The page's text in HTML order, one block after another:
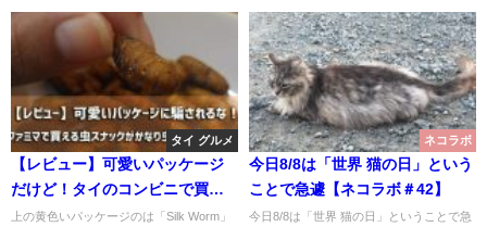
タイ グルメ
【レビュー】可愛いパッケージ
だけど！タイのコンビニで買え
る虫スナックがかなり「虫」な
上の黄色いパッケージのは「Silk Worm」
ネコラボ
今日8/8は「世界 猫の日」という
ことで急遽【ネコラボ＃42】
今日8/8は「世界 猫の日」ということで急